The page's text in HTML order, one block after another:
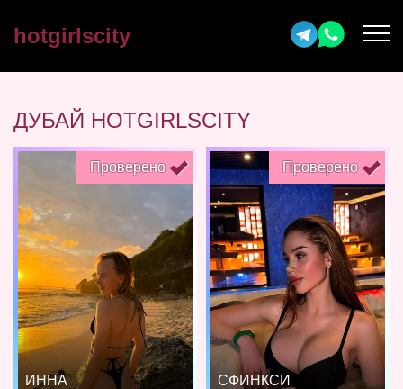
hotgirlscity
ДУБАЙ HOTGIRLSCITY
Проверено
ИННА
Проверено
СФИНКСИ